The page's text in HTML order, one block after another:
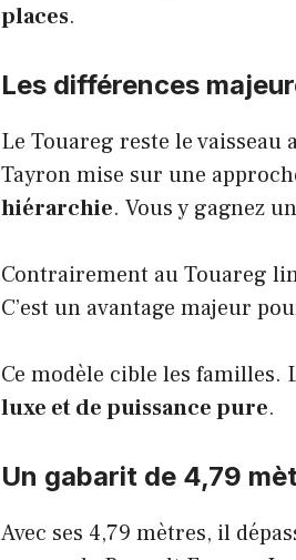
places.
Les différences
Le Touareg reste le
Tayron mise sur une
hiérarchie. Vous y gagnez
Contrairement au Touareg
C’est un avantage majeur
Ce modèle cible les familles.
luxe et de puissance pure.
Un gabarit de 4,79
Avec ses 4,79 mètres, il